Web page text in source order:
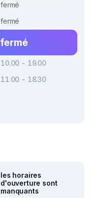
fermé
fermé
fermé
10.00 - 19.00
11.00 - 18.30
les horaires
d'ouverture sont
manquants